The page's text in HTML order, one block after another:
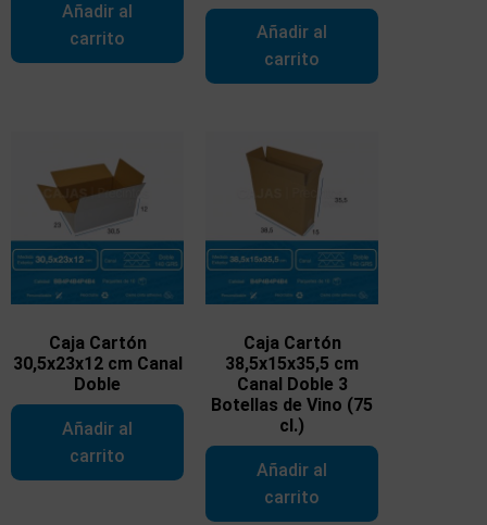
Añadir al
carrito
Añadir al
carrito
Caja Cartón
30,5x23x12 cm Canal
Doble
Añadir al
carrito
Caja Cartón
38,5x15x35,5 cm
Canal Doble 3
Botellas de Vino (75
cl.)
Añadir al
carrito